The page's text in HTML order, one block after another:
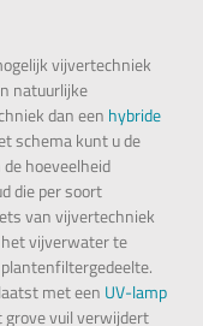
vijvertechniek
natuurlijke
dan een hybride
schema kunt u de
hoeveelheid
die per soort
van vijvertechniek
vijverwater te
met een UV-lamp
vuil verwijdert